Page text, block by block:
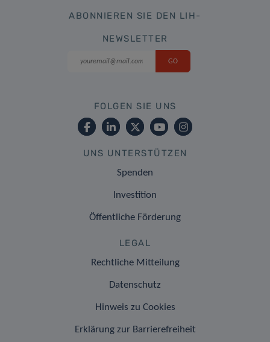
ABONNIEREN SIE DEN LIH-
NEWSLETTER
FOLGEN SIE UNS
UNS UNTERSTÜTZEN
Spenden
Investition
Öffentliche Förderung
LEGAL
Rechtliche Mitteilung
Datenschutz
Hinweis zu Cookies
Erklärung zur Barrierefreiheit